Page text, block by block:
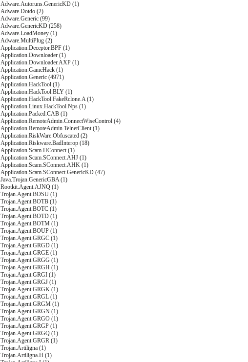
Adware.Autoruns.GenericKD (1)
Adware.Dotdo (2)
Adware.Generic (99)
Adware.GenericKD (258)
Adware.LoadMoney (1)
Adware.MultiPlug (2)
Application.Deceptor.BPF (1)
Application.Downloader (1)
Application.Downloader.AXP (1)
Application.GameHack (1)
Application.Generic (4971)
Application.HackTool (1)
Application.HackTool.BLY (1)
Application.HackTool.FakeRclone.A (1)
Application.Linux.HackTool.Nps (1)
Application.Packed.CAB (1)
Application.RemoteAdmin.ConnectWiseControl (4)
Application.RemoteAdmin.TelnetClient (1)
Application.RiskWare.Obfuscated (2)
Application.Riskware.BadInterop (18)
Application.Scam.HConnect (1)
Application.Scam.SConnect.AHJ (1)
Application.Scam.SConnect.AHK (1)
Application.Scam.SConnect.GenericKD (47)
Java.Trojan.GenericGBA (1)
Rootkit.Agent.AJNQ (1)
Trojan.Agent.BOSU (1)
Trojan.Agent.BOTB (1)
Trojan.Agent.BOTC (1)
Trojan.Agent.BOTD (1)
Trojan.Agent.BOTM (1)
Trojan.Agent.BOUP (1)
Trojan.Agent.GRGC (1)
Trojan.Agent.GRGD (1)
Trojan.Agent.GRGE (1)
Trojan.Agent.GRGG (1)
Trojan.Agent.GRGH (1)
Trojan.Agent.GRGI (1)
Trojan.Agent.GRGJ (1)
Trojan.Agent.GRGK (1)
Trojan.Agent.GRGL (1)
Trojan.Agent.GRGM (1)
Trojan.Agent.GRGN (1)
Trojan.Agent.GRGO (1)
Trojan.Agent.GRGP (1)
Trojan.Agent.GRGQ (1)
Trojan.Agent.GRGR (1)
Trojan.Artiligna (1)
Trojan.Artiligna.H (1)